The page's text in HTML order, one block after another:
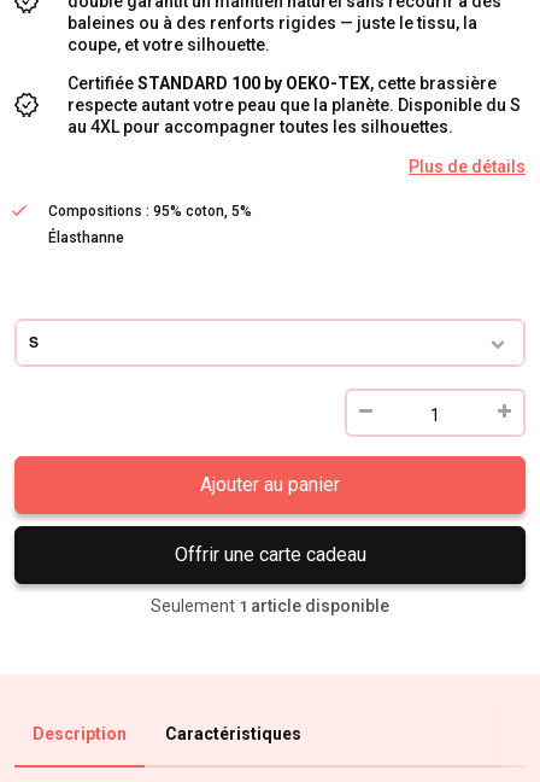
baleines ou à des renforts rigides — juste le tissu, la
coupe, et votre silhouette.
CertifiéeSTANDARD 100 by OEKO-TEX, cette brassière
respecte autant votre peau que la planète. Disponible du S
au 4XL pour accompagner toutes les silhouettes.
Plus de détails
Compositions : 95% coton, 5%
Élasthanne
Ajouter au panier
Offrir une carte cadeau
Seulement 1 article disponible
Description Caractéristiques